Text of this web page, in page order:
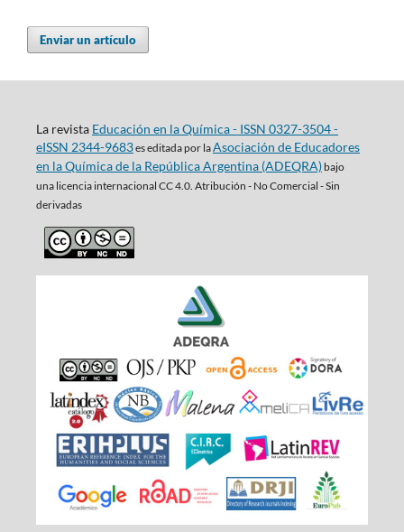
Enviar un artículo
La revista Educación en la Química - ISSN 0327-3504 -
eISSN 2344-9683es editada por laAsociación de Educadores
en la Química de la República Argentina (ADEQRA)bajo
una licencia internacional CC 4.0. Atribución - No Comercial - Sin
derivadas